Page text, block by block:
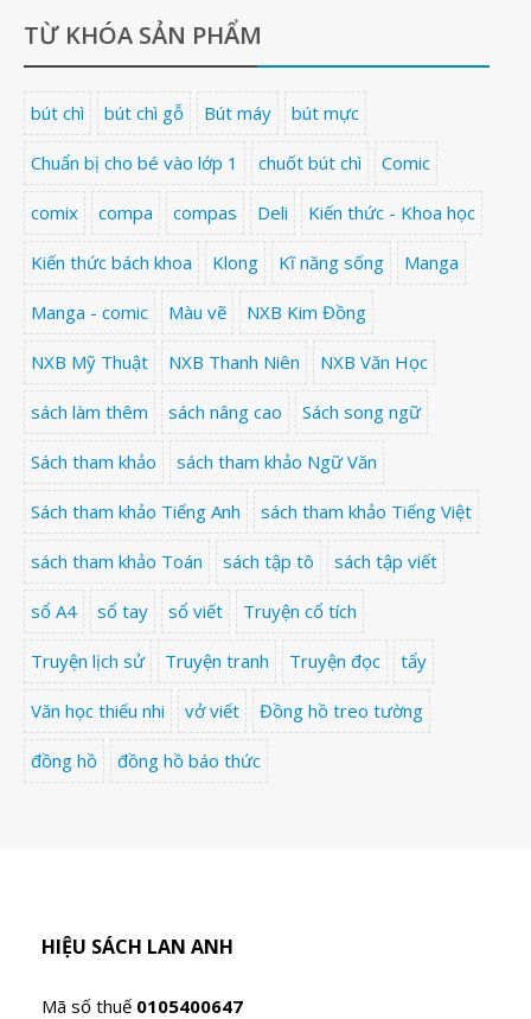
TỪ KHÓA SẢN PHẨM
bút chì bút chì gỗ Bút máy bút mực
Chuẩn bị cho bé vào lớp 1 chuốt bút chì Comic
comix compa compas Deli Kiến thức - Khoa học
Kiến thức bách khoa Klong Kĩ năng sống Manga
Manga - comic Màu vẽ NXB Kim Đồng
NXB Mỹ Thuật NXB Thanh Niên NXB Văn Học
sách làm thêm sách nâng cao Sách song ngữ
Sách tham khảo sách tham khảo Ngữ Văn
Sách tham khảo Tiếng Anh sách tham khảo Tiếng Việt
sách tham khảo Toán sách tập tô sách tập viết
sổ A4 sổ tay sổ viết Truyện cổ tích
Truyện lịch sử Truyện tranh Truyện đọc tẩy
Văn học thiếu nhi vở viết Đồng hồ treo tường
đồng hồ đồng hồ báo thức
HIỆU SÁCH LAN ANH
Mã số thuế 0105400647